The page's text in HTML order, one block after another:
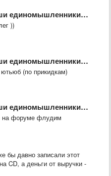
Рекомендую!
))
Рекомендую!
(по прикидкам)
Рекомендую!
на форуме флудим
бы давно записали этот
CD, а деньги от выручки -